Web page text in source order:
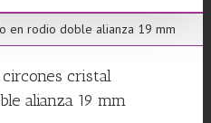
en rodio doble alianza 19 mm
cristal
alianza 19 mm